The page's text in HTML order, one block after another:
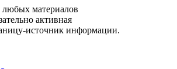
материалов
активная
источник информации.